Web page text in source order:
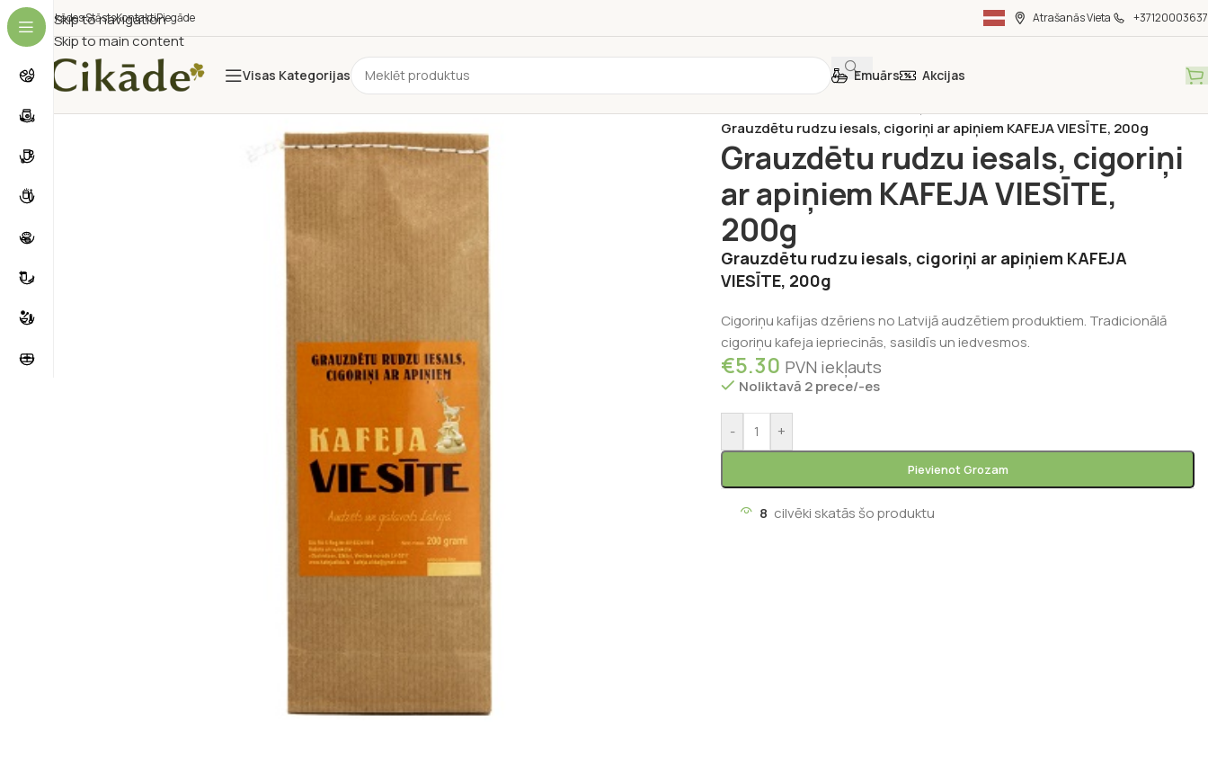
Skip to navigation
Skip to main content
Cikādes StāstsKontaktiPiegāde Atrašanās Vieta +37120003637
Visas Kategorijas Emuārs Akcijas
Grauzdētu rudzu iesals, cigoriņi ar apiņiem KAFEJA VIESĪTE, 200g
Grauzdētu rudzu iesals, cigoriņi
ar apiņiem KAFEJA VIESĪTE,
200g
Grauzdētu rudzu iesals, cigoriņi ar apiņiem KAFEJA
VIESĪTE, 200g
Cigoriņu kafijas dzēriens no Latvijā audzētiem produktiem. Tradicionālā
cigoriņu kafeja iepriecinās, sasildīs un iedvesmos.
€5.30 PVN iekļauts
Noliktavā 2 prece/-es
- +
Pievienot Grozam
8 cilvēki skatās šo produktu